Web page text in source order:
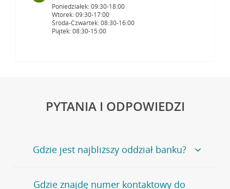
Poniedziałek: 09:30-18:00
Wtorek: 09:30-17:00
Środa-Czwartek: 08:30-16:00
Piątek: 08:30-15:00
PYTANIA I ODPOWIEDZI
Gdzie jest najbliższy oddział banku?
Jeśli szukasz oddziału naszego banku, zapraszamy na
Gdzie znajdę numer kontaktowy do